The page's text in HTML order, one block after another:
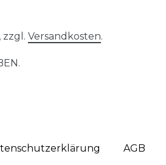
zzgl. Versandkosten.
AGB